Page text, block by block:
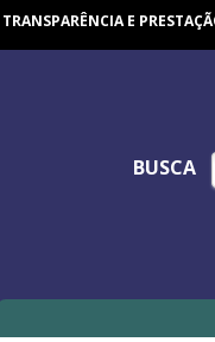
TRANSPARÊNCIA E
BUSCA